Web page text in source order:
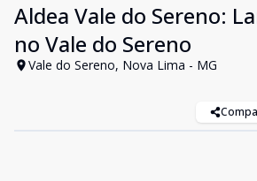
Aldea Vale do Sereno:
no Vale do Sereno
Vale do Sereno, Nova Lima - MG